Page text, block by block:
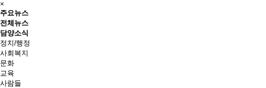
×
주요뉴스
전체뉴스
담양소식
정치/행정
사회복지
문화
교육
사람들